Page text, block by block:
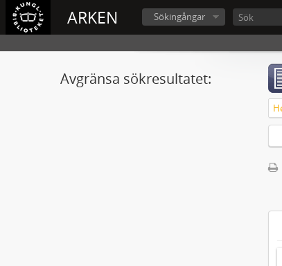
ARKEN Sökingångar
Avgränsa sökresultatet: